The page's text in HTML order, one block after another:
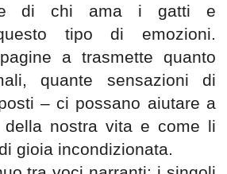
di chi ama i gatti e
tipo di emozioni.
a trasmette quanto
quante sensazioni di
– ci possano aiutare a
della nostra vita e come li
gioia incondizionata.